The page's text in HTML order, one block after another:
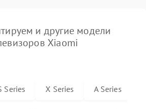
и другие модели
Xiaomi
Series X Series A Series